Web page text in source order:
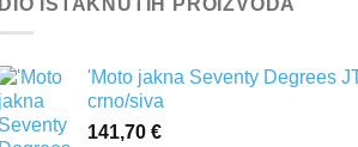
'Moto jakna Seventy Degrees
crno/siva
141,70 €